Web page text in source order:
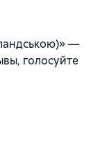
—
голосуйте